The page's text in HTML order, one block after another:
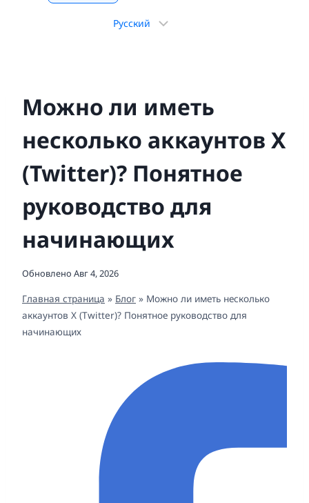
Выбрать
Можно ли иметь
несколько аккаунтов X
(Twitter)? Понятное
руководство для
начинающих
Обновлено Авг 4, 2026
Главная страница » Блог » Можно ли иметь несколько
аккаунтов X (Twitter)? Понятное руководство для
начинающих